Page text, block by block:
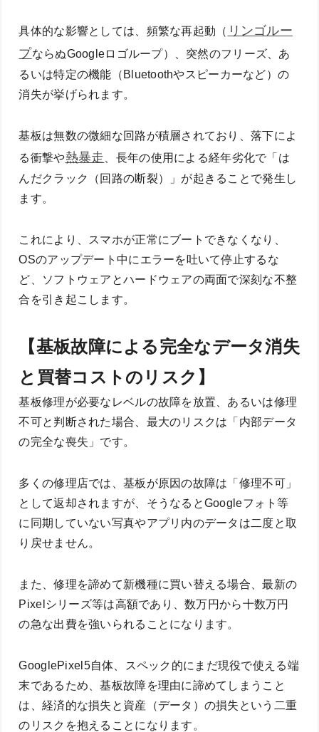
具体的な影響としては、頻繁な再起動（ リンゴルー
プならぬGoogleロゴループ）、突然のフリーズ、あ
るいは特定の機能（Bluetoothやスピーカーなど）の
消失が挙げられます。
基板は無数の微細な回路が積層されており、落下によ
る衝撃や熱暴走 、長年の使用による経年劣化で「は
んだクラック（回路の断裂）」が起きることで発生し
ます。
これにより、スマホが正常にブートできなくなり、
OSのアップデート中にエラーを吐いて停止するな
ど、ソフトウェアとハードウェアの両面で深刻な不整
合を引き起こします。
【基板故障による完全なデータ消失
と買替コストのリスク】
基板修理が必要なレベルの故障を放置、あるいは修理
不可と判断された場合、最大のリスクは「内部データ
の完全な喪失」です。
多くの修理店では、基板が原因の故障は「修理不可」
として返却されますが、そうなるとGoogleフォト等
に同期していない写真やアプリ内のデータは二度と取
り戻せません。
また、修理を諦めて新機種に買い替える場合、最新の
Pixelシリーズ等は高額であり、数万円から十数万円
の急な出費を強いられることになります。
GooglePixel5自体、スペック的にまだ現役で使える端
末であるため、基板故障を理由に諦めてしまうこと
は、経済的な損失と資産（データ）の損失という二重
のリスクを抱えることになります。